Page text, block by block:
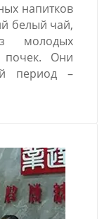
напитков
белый чай,
молодых
почек. Они
период –